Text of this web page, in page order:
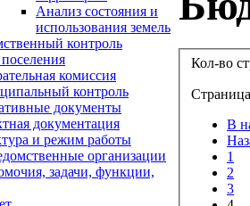
Анализ состояния и
использования земель
контроль
комиссия
контроль
документы
документация
и режим работы
организации
задачи, функции,
Кол-во
В
1
2
3